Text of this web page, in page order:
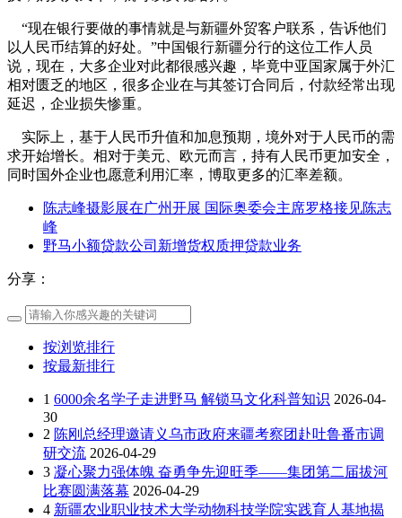
“现在银行要做的事情就是与新疆外贸客户联系，告诉他们
以人民币结算的好处。”中国银行新疆分行的这位工作人员
说，现在，大多企业对此都很感兴趣，毕竟中亚国家属于外汇
相对匮乏的地区，很多企业在与其签订合同后，付款经常出现
延迟，企业损失惨重。
实际上，基于人民币升值和加息预期，境外对于人民币的需
求开始增长。相对于美元、欧元而言，持有人民币更加安全，
同时国外企业也愿意利用汇率，博取更多的汇率差额。
陈志峰摄影展在广州开展 国际奥委会主席罗格接见陈志
峰
野马小额贷款公司新增货权质押贷款业务
分享：
按浏览排行
按最新排行
1 6000余名学子走进野马 解锁马文化科普知识 2026-04-
30
2 陈刚总经理邀请义乌市政府来疆考察团赴吐鲁番市调
研交流 2026-04-29
3 凝心聚力强体魄 奋勇争先迎旺季——集团第二届拔河
比赛圆满落幕 2026-04-29
4 新疆农业职业技术大学动物科技学院实践育人基地揭